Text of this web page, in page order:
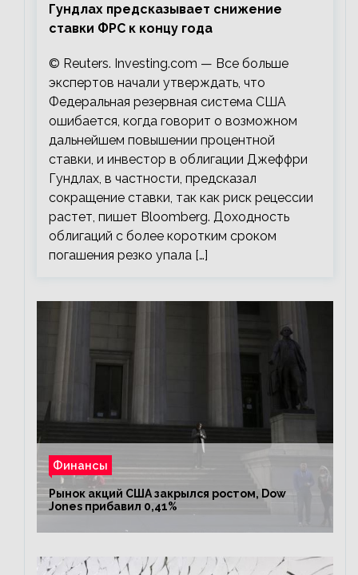
Гундлах предсказывает снижение
ставки ФРС к концу года
© Reuters. Investing.com — Все больше
экспертов начали утверждать, что
Федеральная резервная система США
ошибается, когда говорит о возможном
дальнейшем повышении процентной
ставки, и инвестор в облигации Джеффри
Гундлах, в частности, предсказал
сокращение ставки, так как риск рецессии
растет, пишет Bloomberg. Доходность
облигаций с более коротким сроком
погашения резко упала […]
Финансы
Рынок акций США закрылся ростом, Dow
Jones прибавил 0,41%